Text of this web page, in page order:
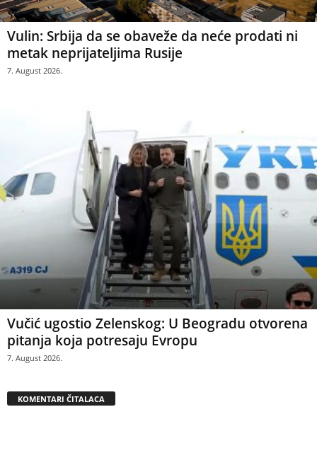
Vulin: Srbija da se obaveže da neće prodati ni
metak neprijateljima Rusije
7. August 2026.
Vučić ugostio Zelenskog: U Beogradu otvorena
pitanja koja potresaju Evropu
7. August 2026.
KOMENTARI ČITALACA